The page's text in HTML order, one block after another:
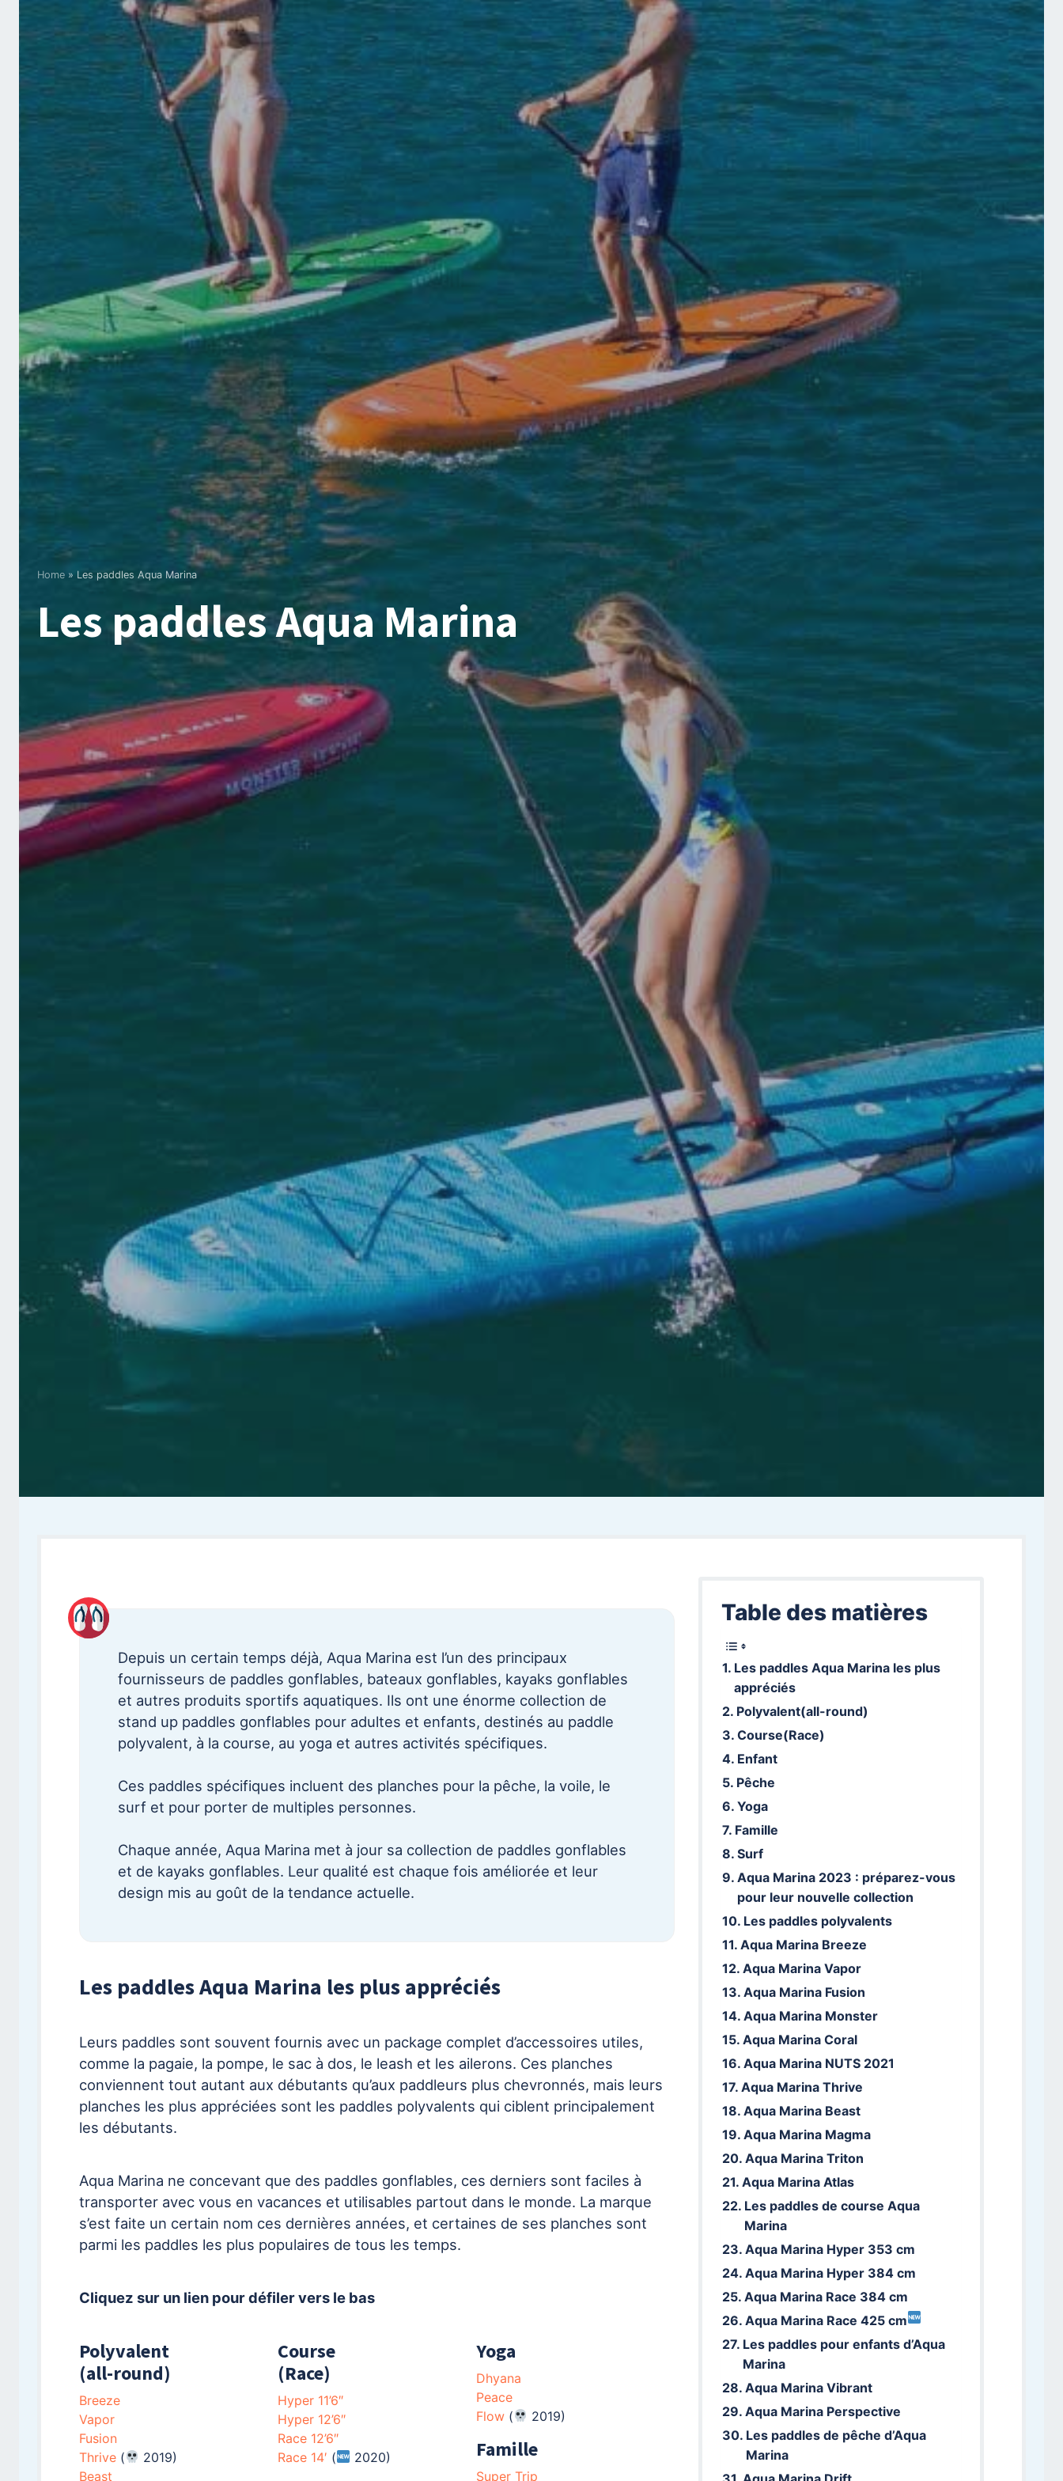
Home » Les paddles Aqua Marina
Les paddles Aqua Marina
Depuis un certain temps déjà, Aqua Marina est l’un des principaux
fournisseurs de paddles gonflables, bateaux gonflables, kayaks gonflables
et autres produits sportifs aquatiques. Ils ont une énorme collection de
stand up paddles gonflables pour adultes et enfants, destinés au paddle
polyvalent, à la course, au yoga et autres activités spécifiques.
Ces paddles spécifiques incluent des planches pour la pêche, la voile, le
surf et pour porter de multiples personnes.
Chaque année, Aqua Marina met à jour sa collection de paddles gonflables
et de kayaks gonflables. Leur qualité est chaque fois améliorée et leur
design mis au goût de la tendance actuelle.
Les paddles Aqua Marina les plus appréciés
Leurs paddles sont souvent fournis avec un package complet d’accessoires utiles,
comme la pagaie, la pompe, le sac à dos, le leash et les ailerons. Ces planches
conviennent tout autant aux débutants qu’aux paddleurs plus chevronnés, mais leurs
planches les plus appréciées sont les paddles polyvalents qui ciblent principalement
les débutants.
Aqua Marina ne concevant que des paddles gonflables, ces derniers sont faciles à
transporter avec vous en vacances et utilisables partout dans le monde. La marque
s’est faite un certain nom ces dernières années, et certaines de ses planches sont
parmi les paddles les plus populaires de tous les temps.
Cliquez sur un lien pour défiler vers le bas
Polyvalent
(all-round)
Breeze
Vapor
Fusion
Thrive (
2019)
Beast
Course
(Race)
Hyper 11’6″
Hyper 12’6″
Race 12’6″
Race 14′ ( 2020)
Yoga
Dhyana
Peace
Flow ( 2019)
Famille
Super Trip
Table des matières
Les paddles Aqua Marina les plus
appréciés
Polyvalent(all-round)
Course(Race)
Enfant
Pêche
Yoga
Famille
Surf
Aqua Marina 2023 : préparez-vous
pour leur nouvelle collection
Les paddles polyvalents
Aqua Marina Breeze
Aqua Marina Vapor
Aqua Marina Fusion
Aqua Marina Monster
Aqua Marina Coral
Aqua Marina NUTS 2021
Aqua Marina Thrive
Aqua Marina Beast
Aqua Marina Magma
Aqua Marina Triton
Aqua Marina Atlas
Les paddles de course Aqua
Marina
Aqua Marina Hyper 353 cm
Aqua Marina Hyper 384 cm
Aqua Marina Race 384 cm
Aqua Marina Race 425 cm
Les paddles pour enfants d’Aqua
Marina
Aqua Marina Vibrant
Aqua Marina Perspective
Les paddles de pêche d’Aqua
Marina